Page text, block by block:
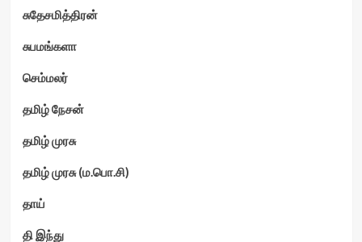
சுதேசமித்திரன்
சுபமங்களா
செம்மலர்
தமிழ் நேசன்
தமிழ் முரசு
தமிழ் முரசு (ம.பொ.சி)
தாய்
தி இந்து